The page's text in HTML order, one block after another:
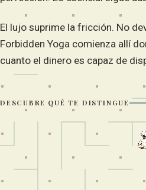
El lujo suprime la fricción. No
Forbidden Yoga comienza allí
cuanto el dinero es capaz de
DESCUBRE QUÉ TE DISTINGUE